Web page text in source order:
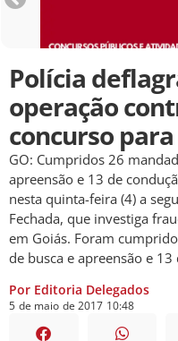
Polícia
operação
concurso
GO: Cumpridos 26
apreensão e 13 de
nesta quinta-feira (4) a
Fechada, que investiga
em Goiás. Foram
de busca e apreensão e
Por Editoria Delegados
5 de maio de 2017 10:48